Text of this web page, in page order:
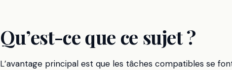
Qu’est-ce que ce sujet ?
L’avantage principal est que les tâches compatibles se